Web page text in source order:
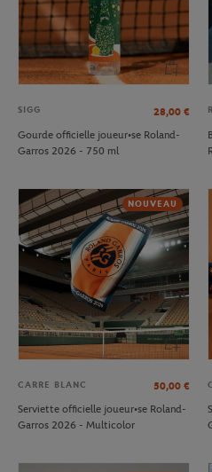
SIGG 28,00 €
Gourde officielle joueur•se Roland-
Garros 2026 - 750 ml
NOUVEAU
CARRE BLANC 50,00 €
Serviette officielle joueur•se Roland-
Garros 2026 - Multicolor